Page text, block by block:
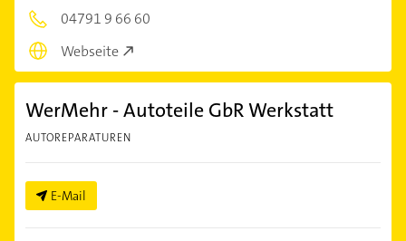
04791 9 66 60
Webseite
WerMehr - Autoteile GbR Werkstatt
AUTOREPARATUREN
E-Mail